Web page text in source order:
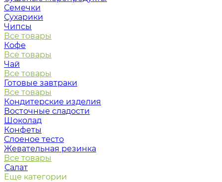
Семечки
Сухарики
Чипсы
Все товары
Кофе
Все товары
Чай
Все товары
Готовые завтраки
Все товары
Кондитерские изделия
Восточные сладости
Шоколад
Конфеты
Слоеное тесто
Жевательная резинка
Все товары
Салат
Еще категории